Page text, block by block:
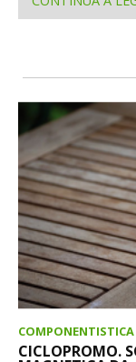
COMPONENTISTICA
CICLOPROMO.